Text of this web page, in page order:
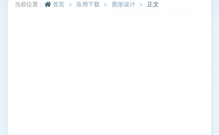
当前位置： 首页 应用下载 图形设计 正文